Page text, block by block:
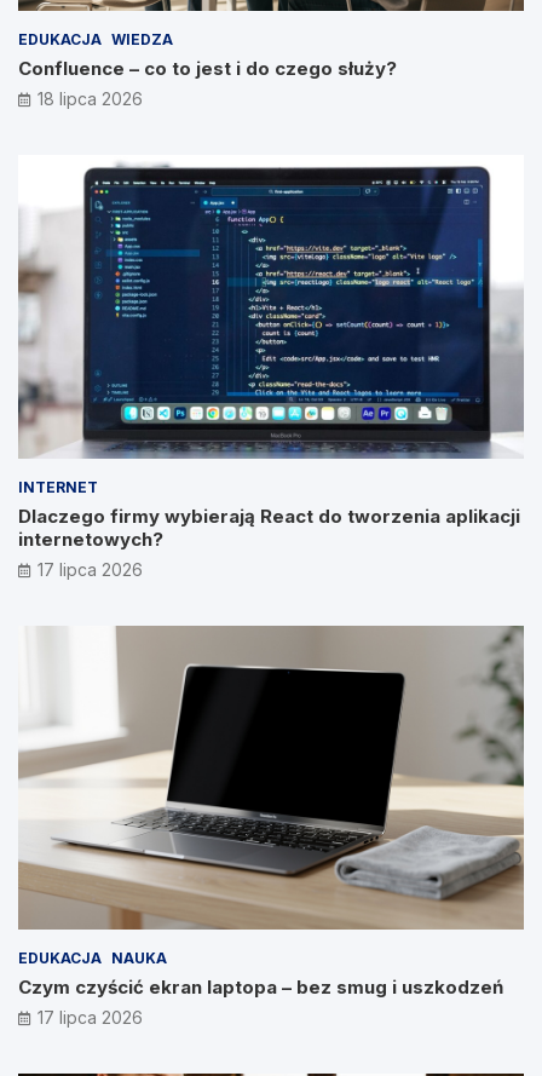
EDUKACJA WIEDZA
Confluence – co to jest i do czego służy?
18 lipca 2026
INTERNET
Dlaczego firmy wybierają React do tworzenia aplikacji
internetowych?
17 lipca 2026
EDUKACJA NAUKA
Czym czyścić ekran laptopa – bez smug i uszkodzeń
17 lipca 2026